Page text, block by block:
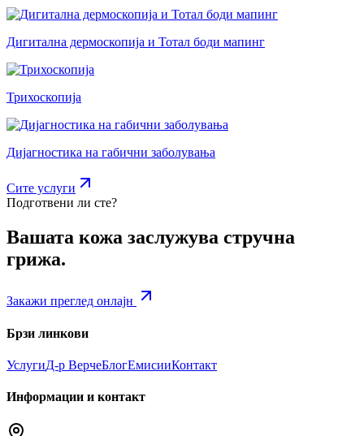
Дигитална дермоскопија и Тотал боди мапинг
Трихоскопија
Дијагностика на габични заболувања
Сите услуги
Подготвени ли сте?
Вашата кожа заслужува стручна
грижа.
Закажи преглед онлајн
Брзи линкови
УслугиД-р ВерчеБлогЕмисииКонтакт
Информации и контакт